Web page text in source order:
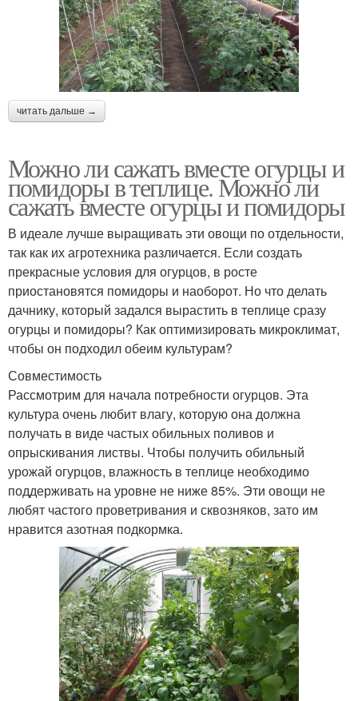
читать дальше →
Можно ли сажать вместе огурцы и
помидоры в теплице. Можно ли
сажать вместе огурцы и помидоры
В идеале лучше выращивать эти овощи по отдельности,
так как их агротехника различается. Если создать
прекрасные условия для огурцов, в росте
приостановятся помидоры и наоборот. Но что делать
дачнику, который задался вырастить в теплице сразу
огурцы и помидоры? Как оптимизировать микроклимат,
чтобы он подходил обеим культурам?
Совместимость
Рассмотрим для начала потребности огурцов. Эта
культура очень любит влагу, которую она должна
получать в виде частых обильных поливов и
опрыскивания листвы. Чтобы получить обильный
урожай огурцов, влажность в теплице необходимо
поддерживать на уровне не ниже 85%. Эти овощи не
любят частого проветривания и сквозняков, зато им
нравится азотная подкормка.